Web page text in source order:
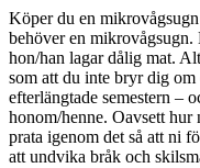
Köper du en
behöver en
hon/han lagar dålig mat.
som att du inte bryr dig om
efterlängtade semestern –
honom/henne. Oavsett
prata igenom det så att ni
att undvika bråk och